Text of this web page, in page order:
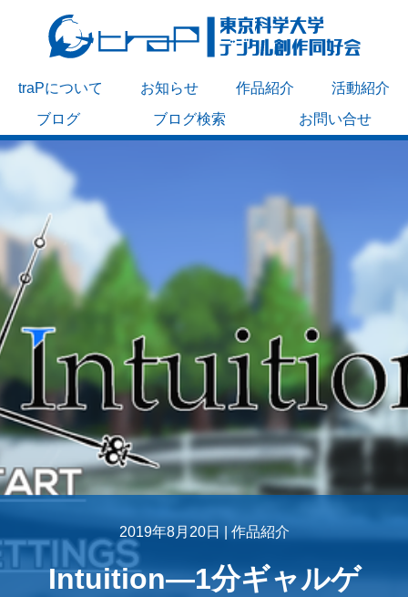
traPについて お知らせ 作品紹介
活動紹介
ブログ
ブログ検索 お問い合せ
2019年8月20日 | 作品紹介
Intuition―1分ギャルゲ